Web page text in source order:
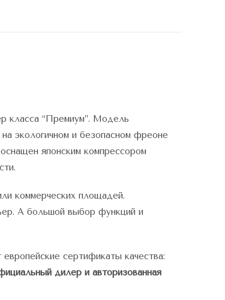
класса “Премиум”. Модель
экологичном и безопасном фреоне
японским компрессором
коммерческих площадей.
А большой выбор функций и
сертификаты качества:
дилер и авторизованная